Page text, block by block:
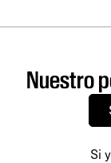
Nuestro
Si